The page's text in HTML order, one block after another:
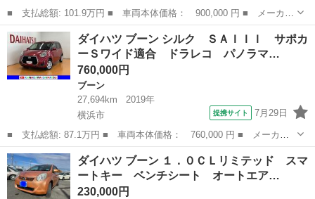
■ 支払総額: 101.9万円 ■ 車両本体価格： 900,000 円 ■ メーカー
名： ダイハツ ■ 車種名： ブーン ■ グレード名： スタイル
ＳＡＩＩＩ ＥＴＣ バックカメラ ナビ ＴＶ クリアランスソナ
ー 衝突被...
神奈川 横浜市 ブーン
ダイハツ ブーン シルク ＳＡＩＩＩ サポカ
ーＳワイド適合 ドラレコ パノラマ…
760,000円
ブーン
27,694km
2019年
横浜市
提携サイト 7月29日
■ 支払総額: 87.1万円 ■ 車両本体価格： 760,000 円 ■ メーカー
名： ダイハツ ■ 車種名： ブーン ■ グレード名： シルク Ｓ
ＡＩＩＩ サポカーＳワイド適合 ドラレコ パノラマモニター対
応 ステアリン...
神奈川 横浜市 ブーン
ダイハツ ブーン １．０ＣＬリミテッド スマ
ートキー ベンチシート オートエア…
230,000円